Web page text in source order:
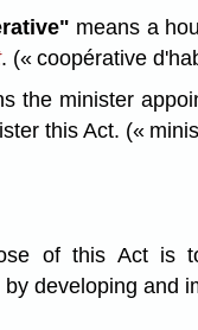
means a
. (« coopérative
the minister
this Act. («
of this Act is
developing and